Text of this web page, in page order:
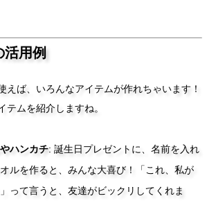
活用例
えば、いろんなアイテムが作れちゃいます！
テムを紹介しますね。
ハンカチ: 誕生日プレゼントに、名前を入れ
ルを作ると、みんな大喜び！「これ、私が
って言うと、友達がビックリしてくれま